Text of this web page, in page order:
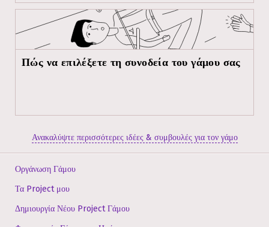
Πώς να επιλέξετε τη συνοδεία του γάμου σας
Ανακαλύψτε περισσότερες ιδέες & συμβουλές για τον γάμο
Οργάνωση Γάμου
Τα Project μου
Δημιουργία Νέου Project Γάμου